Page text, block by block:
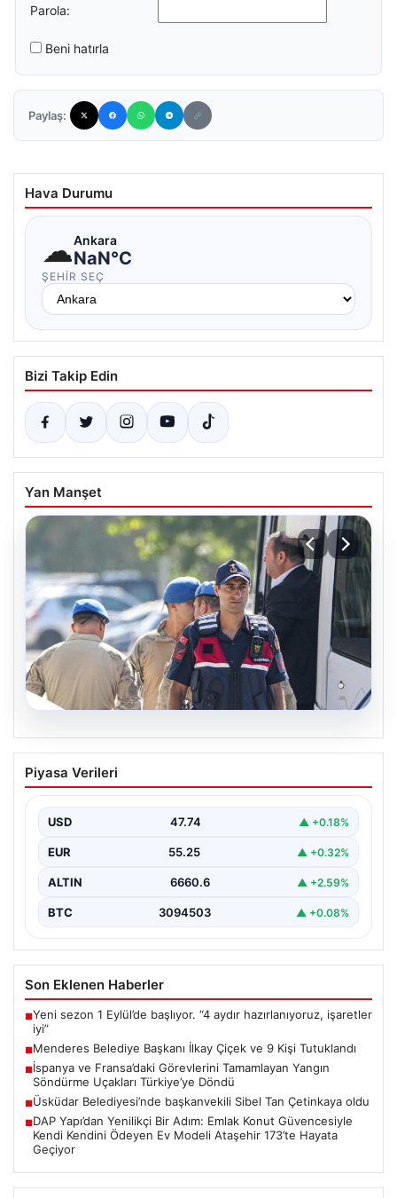
Parola:
Beni hatırla
Paylaş:
Hava Durumu
☁Ankara
NaN°C
ŞEHIR SEÇ
Bizi Takip Edin
Yan Manşet
07.08.2026
Menderes Belediye Başkanı İlkay Çiçek
ve 9 Kişi Tutuklandı
Çiçek'in de aralarında bulunduğu isimlere yönelik
yürütülen kapsamlı…
Piyasa Verileri
USD 47.74 ▲ +0.18%
EUR 55.25 ▲ +0.32%
ALTIN 6660.6 ▲ +2.59%
BTC 3094503 ▲ +0.08%
Son Eklenen Haberler
■Yeni sezon 1 Eylül’de başlıyor. “4 aydır hazırlanıyoruz, işaretler
iyi”
■Menderes Belediye Başkanı İlkay Çiçek ve 9 Kişi Tutuklandı
■İspanya ve Fransa’daki Görevlerini Tamamlayan Yangın
Söndürme Uçakları Türkiye’ye Döndü
■Üsküdar Belediyesi’nde başkanvekili Sibel Tan Çetinkaya oldu
■DAP Yapı’dan Yenilikçi Bir Adım: Emlak Konut Güvencesiyle
Kendi Kendini Ödeyen Ev Modeli Ataşehir 173’te Hayata
Geçiyor